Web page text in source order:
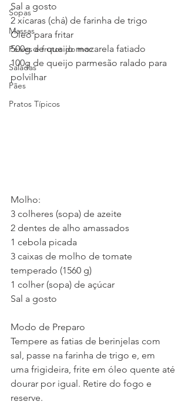
Sopas
Massas
Peixes e frutos do mar
Saladas
Pães
Pratos Típicos
Sal a gosto
2 xícaras (chá) de farinha de trigo
Óleo para fritar
500g de queijo mozarela fatiado
100g de queijo parmesão ralado para
polvilhar
Molho:
3 colheres (sopa) de azeite
2 dentes de alho amassados
1 cebola picada
3 caixas de molho de tomate
temperado (1560 g)
1 colher (sopa) de açúcar
Sal a gosto
Modo de Preparo
Tempere as fatias de berinjelas com
sal, passe na farinha de trigo e, em
uma frigideira, frite em óleo quente até
dourar por igual. Retire do fogo e
reserve.